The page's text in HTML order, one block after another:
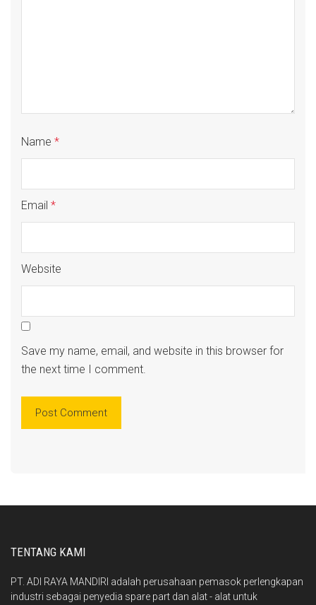
Name *
Email *
Website
Save my name, email, and website in this browser for
the next time I comment.
TENTANG KAMI
PT. ADI RAYA MANDIRI adalah perusahaan pemasok perlengkapan
industri sebagai penyedia spare part dan alat - alat untuk